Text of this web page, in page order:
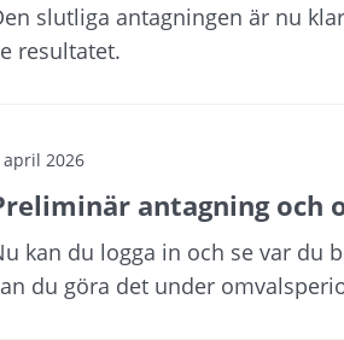
slutliga antagningen är nu
resultatet.
april 2026
antagning och
kan du logga in och se var du
du göra det under